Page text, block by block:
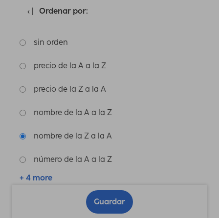
Ordenar por:
sin orden
precio de la A a la Z
precio de la Z a la A
nombre de la A a la Z
nombre de la Z a la A
número de la A a la Z
+ 4 more
Guardar